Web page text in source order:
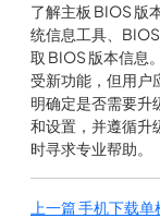
了解主板 BIOS 版
统信息工具、
取 BIOS 版本信息
受新功能，但用户
明确定是否需要升
和设置，并遵循升
时寻求专业帮助。
上一篇手机下载单